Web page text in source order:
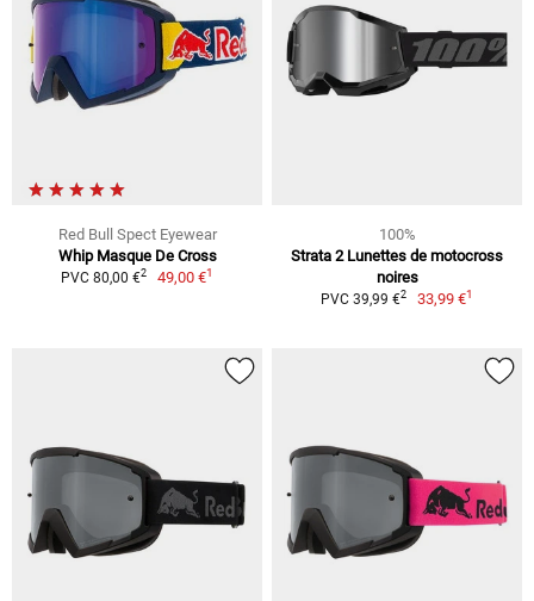
Red Bull Spect Eyewear
Whip Masque De Cross
PVC 80,00 €2 49,00 €1
100%
Strata 2 Lunettes de motocross
noires
PVC 39,99 €2 33,99 €1